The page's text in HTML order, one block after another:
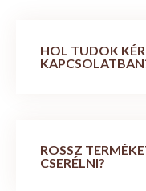
HOL TUDOK
ROSSZ
CSERÉLNI?